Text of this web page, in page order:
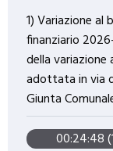
1) Variazione al
finanziario
della
adottata in via
Giunta
00:24:48